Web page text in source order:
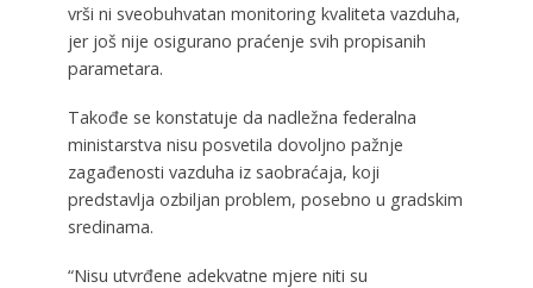
vrši ni sveobuhvatan monitoring kvaliteta vazduha,
jer još nije osigurano praćenje svih propisanih
parametara.
Takođe se konstatuje da nadležna federalna
ministarstva nisu posvetila dovoljno pažnje
zagađenosti vazduha iz saobraćaja, koji
predstavlja ozbiljan problem, posebno u gradskim
sredinama.
“Nisu utvrđene adekvatne mjere niti su